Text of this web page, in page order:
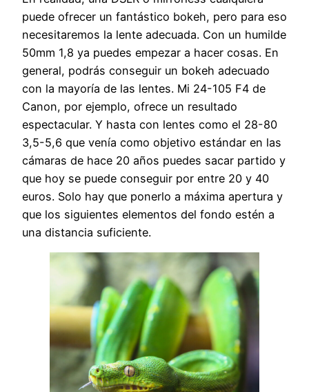
puede ofrecer un fantástico bokeh, pero para eso
necesitaremos la lente adecuada. Con un humilde
50mm 1,8 ya puedes empezar a hacer cosas. En
general, podrás conseguir un bokeh adecuado
con la mayoría de las lentes. Mi 24-105 F4 de
Canon, por ejemplo, ofrece un resultado
espectacular. Y hasta con lentes como el 28-80
3,5-5,6 que venía como objetivo estándar en las
cámaras de hace 20 años puedes sacar partido y
que hoy se puede conseguir por entre 20 y 40
euros. Solo hay que ponerlo a máxima apertura y
que los siguientes elementos del fondo estén a
una distancia suficiente.